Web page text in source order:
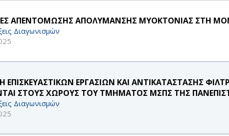
ΑΠΕΝΤΟΜΩΣΗΣ ΑΠΟΛΥΜΑΝΣΗΣ ΜΥΟΚΤΟΝΙΑΣ ΣΤΗ
Διαγωνισμών
ΕΠΙΣΚΕΥΑΣΤΙΚΩΝ ΕΡΓΑΣΙΩΝ ΚΑΙ ΑΝΤΙΚΑΤΑΣΤΑΣΗΣ
ΣΤΟΥΣ ΧΩΡΟΥΣ ΤΟΥ ΤΜΗΜΑΤΟΣ ΜΣΠΣ ΤΗΣ
Διαγωνισμών